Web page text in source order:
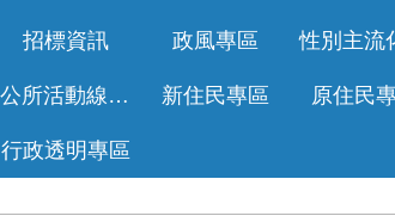
招標資訊 政風專區
公所活動線上報名 新住民專區 原住民
行政透明專區